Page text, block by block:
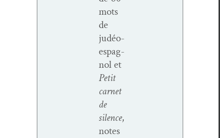
mots
de
judéo-
espag­
nol et
Petit
car­net
de
silence,
notes